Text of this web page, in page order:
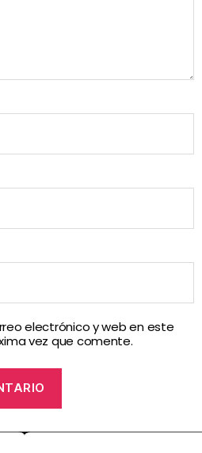
electrónico y web en este
vez que comente.